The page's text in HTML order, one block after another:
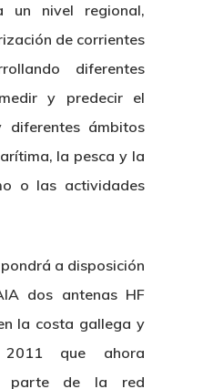
nivel regional,
de corrientes
diferentes
y predecir el
ámbitos
la pesca y la
o las actividades
a disposición
dos antenas HF
la costa gallega y
2011 que ahora
parte de la red